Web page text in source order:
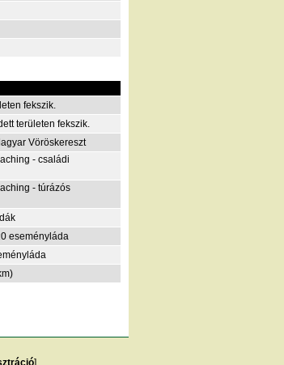
fekszik.
területen fekszik.
Vöröskereszt
- családi
- túrázós
eseményláda
]